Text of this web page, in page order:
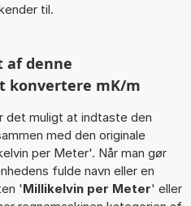
til.
af denne
konvertere mK/m
det muligt at indtaste den
med den originale
per Meter'. Når man gør
fulde navn eller en
'Millikelvin per Meter' eller